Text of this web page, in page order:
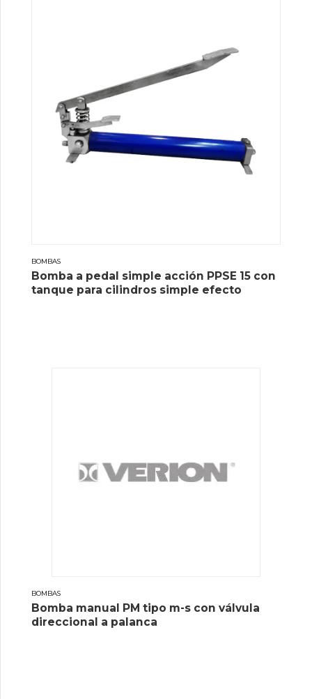
BOMBAS
Bomba a pedal simple acción PPSE 15 con
tanque para cilindros simple efecto
BOMBAS
Bomba manual PM tipo m-s con válvula
direccional a palanca